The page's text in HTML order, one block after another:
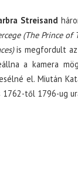
Streisand
(The Prince of
is megfordult az
a kamera
el. Miután
1762-től 1796-ug